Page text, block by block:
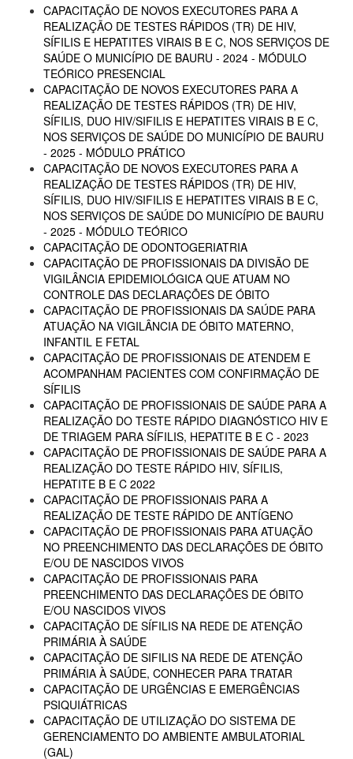
CAPACITAÇÃO DE NOVOS EXECUTORES PARA A
REALIZAÇÃO DE TESTES RÁPIDOS (TR) DE HIV,
SÍFILIS E HEPATITES VIRAIS B E C, NOS SERVIÇOS DE
SAÚDE O MUNICÍPIO DE BAURU - 2024 - MÓDULO
TEÓRICO PRESENCIAL
CAPACITAÇÃO DE NOVOS EXECUTORES PARA A
REALIZAÇÃO DE TESTES RÁPIDOS (TR) DE HIV,
SÍFILIS, DUO HIV/SIFILIS E HEPATITES VIRAIS B E C,
NOS SERVIÇOS DE SAÚDE DO MUNICÍPIO DE BAURU
- 2025 - MÓDULO PRÁTICO
CAPACITAÇÃO DE NOVOS EXECUTORES PARA A
REALIZAÇÃO DE TESTES RÁPIDOS (TR) DE HIV,
SÍFILIS, DUO HIV/SIFILIS E HEPATITES VIRAIS B E C,
NOS SERVIÇOS DE SAÚDE DO MUNICÍPIO DE BAURU
- 2025 - MÓDULO TEÓRICO
CAPACITAÇÃO DE ODONTOGERIATRIA
CAPACITAÇÃO DE PROFISSIONAIS DA DIVISÃO DE
VIGILÂNCIA EPIDEMIOLÓGICA QUE ATUAM NO
CONTROLE DAS DECLARAÇÕES DE ÓBITO
CAPACITAÇÃO DE PROFISSIONAIS DA SAÚDE PARA
ATUAÇÃO NA VIGILÂNCIA DE ÓBITO MATERNO,
INFANTIL E FETAL
CAPACITAÇÃO DE PROFISSIONAIS DE ATENDEM E
ACOMPANHAM PACIENTES COM CONFIRMAÇÃO DE
SÍFILIS
CAPACITAÇÃO DE PROFISSIONAIS DE SAÚDE PARA A
REALIZAÇÃO DO TESTE RÁPIDO DIAGNÓSTICO HIV E
DE TRIAGEM PARA SÍFILIS, HEPATITE B E C - 2023
CAPACITAÇÃO DE PROFISSIONAIS DE SAÚDE PARA A
REALIZAÇÃO DO TESTE RÁPIDO HIV, SÍFILIS,
HEPATITE B E C 2022
CAPACITAÇÃO DE PROFISSIONAIS PARA A
REALIZAÇÃO DE TESTE RÁPIDO DE ANTÍGENO
CAPACITAÇÃO DE PROFISSIONAIS PARA ATUAÇÃO
NO PREENCHIMENTO DAS DECLARAÇÕES DE ÓBITO
E/OU DE NASCIDOS VIVOS
CAPACITAÇÃO DE PROFISSIONAIS PARA
PREENCHIMENTO DAS DECLARAÇÕES DE ÓBITO
E/OU NASCIDOS VIVOS
CAPACITAÇÃO DE SÍFILIS NA REDE DE ATENÇÃO
PRIMÁRIA À SAÚDE
CAPACITAÇÃO DE SIFILIS NA REDE DE ATENÇÃO
PRIMÁRIA À SAÚDE, CONHECER PARA TRATAR
CAPACITAÇÃO DE URGÊNCIAS E EMERGÊNCIAS
PSIQUIÁTRICAS
CAPACITAÇÃO DE UTILIZAÇÃO DO SISTEMA DE
GERENCIAMENTO DO AMBIENTE AMBULATORIAL
(GAL)